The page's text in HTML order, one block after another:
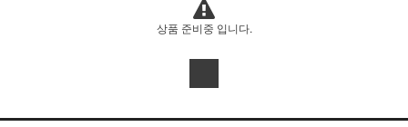
상품 준비중 입니다.